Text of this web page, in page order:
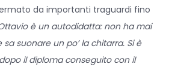
da importanti traguardi fino
è un autodidatta: non ha mai
suonare un po’ la chitarra. Si è
il diploma conseguito con il